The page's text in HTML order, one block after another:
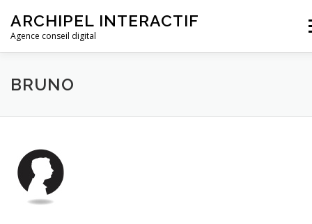
ARCHIPEL INTERACTIF
Agence conseil digital
ACCUEIL
BRUNO